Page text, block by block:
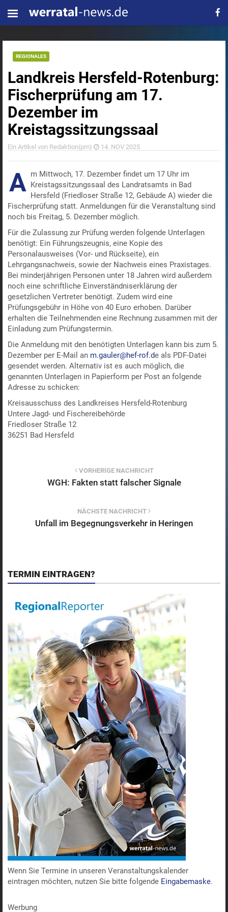
Landkreis Hersfeld-Rotenburg:
Fischerprüfung am 17.
Dezember im
Kreistagssitzungssaal
REGIONALES
Ein Artikel von Redaktion(pm) 14. NOV 2025
A m Mittwoch, 17. Dezember findet um 17 Uhr im
Kreistagssitzungssaal des Landratsamts in Bad
Hersfeld (Friedloser Straße 12, Gebäude A) wieder die
Fischerprüfung statt. Anmeldungen für die Veranstaltung sind
noch bis Freitag, 5. Dezember möglich.
Für die Zulassung zur Prüfung werden folgende Unterlagen
benötigt: Ein Führungszeugnis, eine Kopie des
Personalausweises (Vor- und Rückseite), ein
Lehrgangsnachweis, sowie der Nachweis eines Praxistages.
Bei minderjährigen Personen unter 18 Jahren wird außerdem
noch eine schriftliche Einverständniserklärung der
gesetzlichen Vertreter benötigt. Zudem wird eine
Prüfungsgebühr in Höhe von 40 Euro erhoben. Darüber
erhalten die Teilnehmenden eine Rechnung zusammen mit der
Einladung zum Prüfungstermin.
Die Anmeldung mit den benötigten Unterlagen kann bis zum 5.
Dezember per E-Mail an m.gauler@hef-rof.de als PDF-Datei
gesendet werden. Alternativ ist es auch möglich, die
genannten Unterlagen in Papierform per Post an folgende
Adresse zu schicken:
Kreisausschuss des Landkreises Hersfeld-Rotenburg
Untere Jagd- und Fischereibehörde
Friedloser Straße 12
36251 Bad Hersfeld
VORHERIGE NACHRICHT
WGH: Fakten statt falscher Signale
NÄCHSTE NACHRICHT
Unfall im Begegnungsverkehr in Heringen
TERMIN EINTRAGEN?
Wenn Sie Termine in unseren Veranstaltungskalender
eintragen möchten, nutzen Sie bitte folgende Eingabemaske.
Werbung